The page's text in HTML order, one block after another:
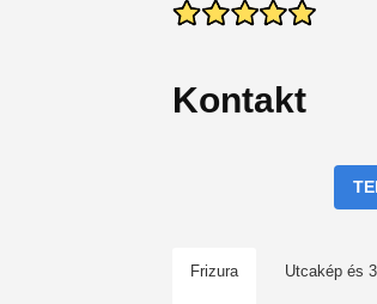
Kontakt
Frizura Utcakép és